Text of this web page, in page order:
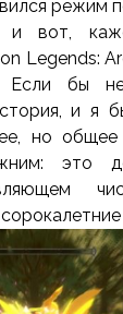
режим
и вот,
Legends:
Если бы
и я
но общее
это